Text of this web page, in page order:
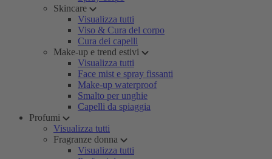
Skincare
Visualizza tutti
Viso & Cura del corpo
Cura dei capelli
Make-up e trend estivi
Visualizza tutti
Face mist e spray fissanti
Make-up waterproof
Smalto per unghie
Capelli da spiaggia
Profumi
Visualizza tutti
Fragranze donna
Visualizza tutti